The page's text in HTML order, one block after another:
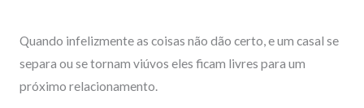
Quando infelizmente as coisas não dão certo, e um casal se
separa ou se tornam viúvos eles ficam livres para um
próximo relacionamento.